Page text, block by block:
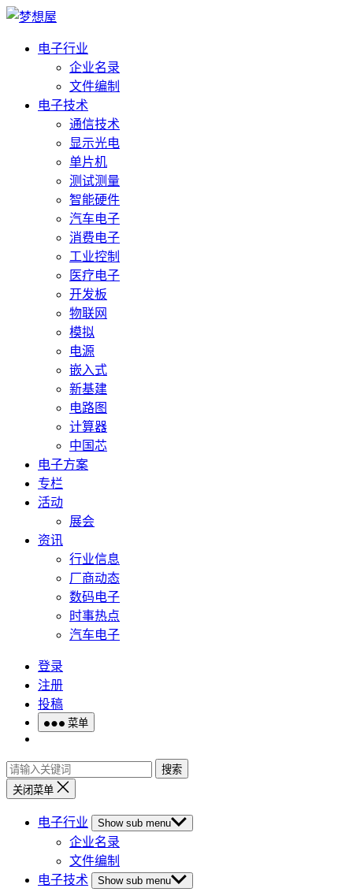
电子行业
企业名录
文件编制
电子技术
通信技术
显示光电
单片机
测试测量
智能硬件
汽车电子
消费电子
工业控制
医疗电子
开发板
物联网
模拟
电源
嵌入式
新基建
电路图
计算器
中国芯
电子方案
专栏
活动
展会
资讯
行业信息
厂商动态
数码电子
时事热点
汽车电子
登录
注册
投稿
菜单
搜索
关闭菜单
电子行业 Show sub menu
企业名录
文件编制
电子技术
Show sub menu